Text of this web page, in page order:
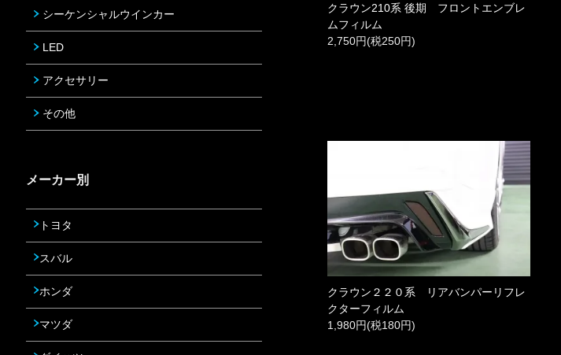
クラウン210系 後期 フロントエンブレ
ムフィルム
2,750円(税250円)
クラウン２２０系 リアバンパーリフレ
クターフィルム
1,980円(税180円)
シーケンシャルウインカー
LED
アクセサリー
その他
メーカー別
トヨタ
スバル
ホンダ
マツダ